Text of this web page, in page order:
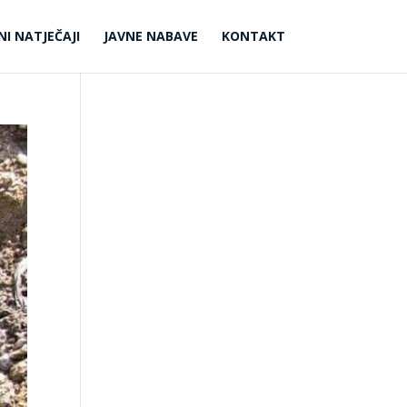
NATJEČAJI JAVNE NABAVE KONTAKT